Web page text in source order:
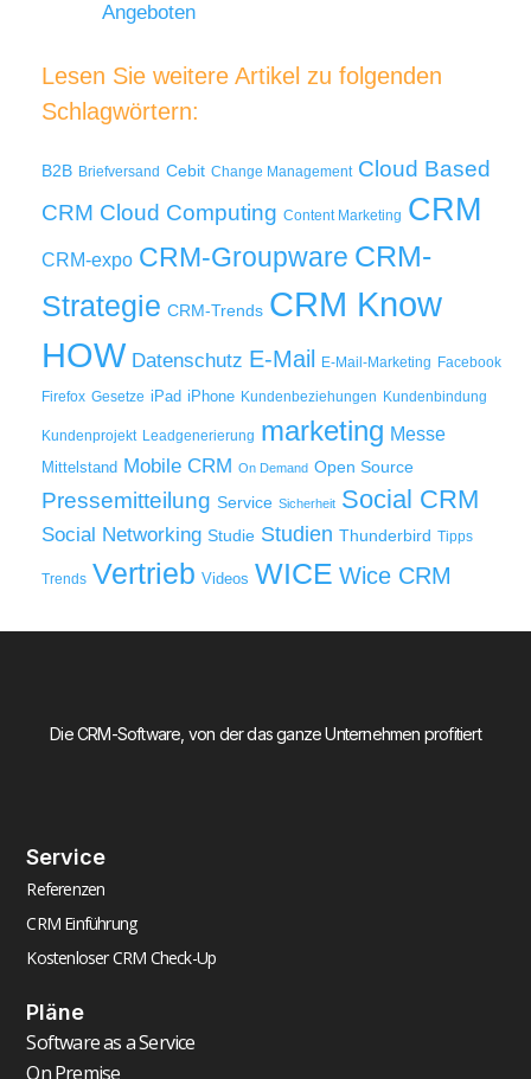
Angeboten
Lesen Sie weitere Artikel zu folgenden
Schlagwörtern:
B2B Briefversand Cebit Change Management Cloud Based
CRM Cloud Computing Content Marketing CRM
CRM-expo CRM-Groupware CRM-
Strategie CRM-Trends CRM Know
HOW Datenschutz E-Mail E-Mail-Marketing Facebook
Firefox Gesetze iPad iPhone Kundenbeziehungen Kundenbindung
Kundenprojekt Leadgenerierung marketing Messe
Mittelstand Mobile CRM On Demand Open Source
Pressemitteilung Service Sicherheit Social CRM
Social Networking Studie Studien Thunderbird Tipps
Trends Vertrieb Videos WICE Wice CRM
Die CRM-Software, von der das ganze Unternehmen profitiert
Service
Referenzen
CRM Einführung
Kostenloser CRM Check-Up
Pläne
Software as a Service
On Premise